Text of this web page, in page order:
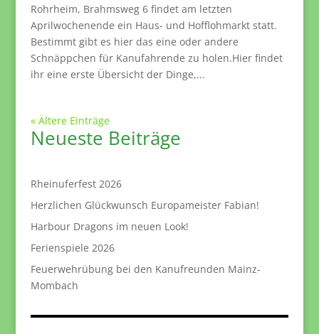
Rohrheim, Brahmsweg 6 findet am letzten
Aprilwochenende ein Haus- und Hofflohmarkt statt.
Bestimmt gibt es hier das eine oder andere
Schnäppchen für Kanufahrende zu holen.Hier findet
ihr eine erste Übersicht der Dinge,...
« Ältere Einträge
Neueste Beiträge
Rheinuferfest 2026
Herzlichen Glückwunsch Europameister Fabian!
Harbour Dragons im neuen Look!
Ferienspiele 2026
Feuerwehrübung bei den Kanufreunden Mainz-
Mombach